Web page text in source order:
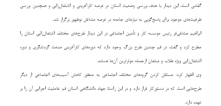
گفتنی است، این دیدار با هدف بررسی وضعیت استان در عرصه کارآفرینی و اشتغال‌زایی و همچنین بررسی
ظرفیت‌های موجود برای پاسخ‌گویی به نیازهای جامعه در عرصه مشاغل نوظهور برگزار شد.
ابراهیم صادقی‌فر رئیس موسسه کار و تأمین اجتماعی در این دیدار طرح‌های مختلف اشتغال‌زایی استان را
مطرح کرد و گفت: در قم چندین طرح بزرگ وجود دارد که دوره‌های کارآفرینی صنعت گردشگری و دوره
اشتغال‌زایی ویژه طلاب و مبلغان ازجمله موثرترین آن‌ها هستند.
وی اظهار کرد: مستقل کردن گروه‌های مختلف اجتماعی به منظور کاهش آسیب‌های اجتماعی از دیگر
طرح‌هایی است که در دستورکار قرار دارد و در این راستا جهاد دانشگاهی استان قم عاملیت اجرایی آن را بر
عهده دارد.